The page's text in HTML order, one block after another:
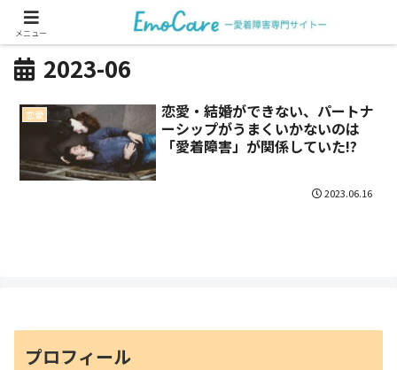
2023-06
恋愛
恋愛・結婚ができない、パートナ
ーシップがうまくいかないのは
「愛着障害」が関係していた!?
2023.06.16
プロフィール
メニュー